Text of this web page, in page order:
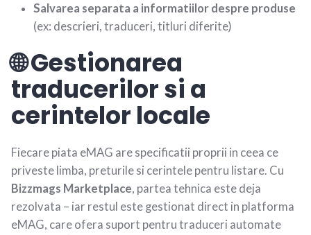
Salvarea separata a informatiilor despre produse
(ex: descrieri, traduceri, titluri diferite)
🌐 Gestionarea
traducerilor si a
cerintelor locale
Fiecare piata eMAG are specificatii proprii in ceea ce
priveste limba, preturile si cerintele pentru listare. Cu
Bizzmags Marketplace, partea tehnica este deja
rezolvata – iar restul este gestionat direct in platforma
eMAG, care ofera suport pentru traduceri automate